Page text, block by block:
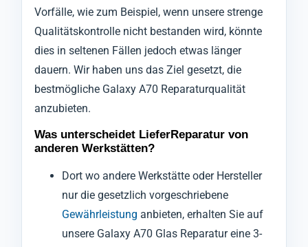
Vorfälle, wie zum Beispiel, wenn unsere strenge
Qualitätskontrolle nicht bestanden wird, könnte
dies in seltenen Fällen jedoch etwas länger
dauern. Wir haben uns das Ziel gesetzt, die
bestmögliche Galaxy A70 Reparaturqualität
anzubieten.
Was unterscheidet LieferReparatur von
anderen Werkstätten?
Dort wo andere Werkstätte oder Hersteller
nur die gesetzlich vorgeschriebene
Gewährleistung anbieten, erhalten Sie auf
unsere Galaxy A70 Glas Reparatur eine 3-